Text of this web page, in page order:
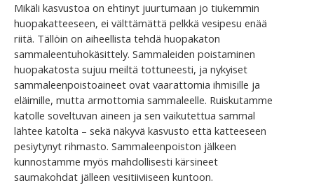
Mikäli kasvustoa on ehtinyt juurtumaan jo tiukemmin
huopakatteeseen, ei välttämättä pelkkä vesipesu enää
riitä. Tällöin on aiheellista tehdä huopakaton
sammaleentuhokäsittely. Sammaleiden poistaminen
huopakatosta sujuu meiltä tottuneesti, ja nykyiset
sammaleenpoistoaineet ovat vaarattomia ihmisille ja
eläimille, mutta armottomia sammaleelle. Ruiskutamme
katolle soveltuvan aineen ja sen vaikutettua sammal
lähtee katolta – sekä näkyvä kasvusto että katteeseen
pesiytynyt rihmasto. Sammaleenpoiston jälkeen
kunnostamme myös mahdollisesti kärsineet
saumakohdat jälleen vesitiiviiseen kuntoon.